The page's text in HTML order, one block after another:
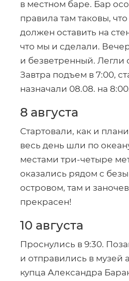
в местном баре. Бар
правила там таковы,
должен оставить на
что мы и сделали.
и безветренный. Легли
Завтра подъем в 7:00,
назначали 08.08. на
8 августа
Стартовали, как и
весь день шли по
местами три-четыре
оказались рядом с
островом, там и
прекрасен!
10 августа
Проснулись в 9:30.
и отправились в музей
купца Александра